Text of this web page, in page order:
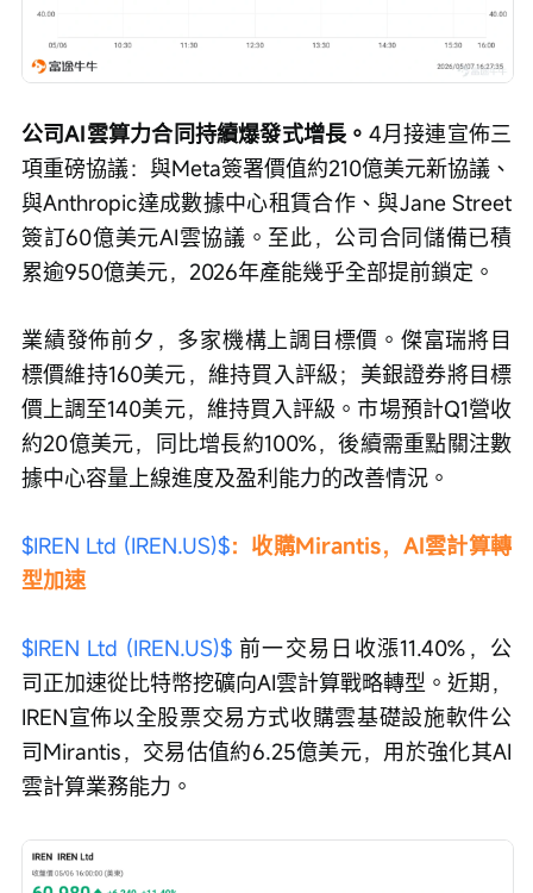
公司AI雲算力合同持續爆發式增長。 4月接連宣佈三
項重磅協議：與Meta簽署價值約210億美元新協議、
與Anthropic達成數據中心租賃合作、與Jane Street
簽訂60億美元AI雲協議。至此，公司合同儲備已積
累逾950億美元，2026年產能幾乎全部提前鎖定。
業績發佈前夕，多家機構上調目標價。傑富瑞將目
標價維持160美元，維持買入評級；美銀證券將目標
價上調至140美元，維持買入評級。市場預計Q1營收
約20億美元，同比增長約100%，後續需重點關注數
據中心容量上線進度及盈利能力的改善情況。
$IREN Ltd (IREN.US)$：收購Mirantis，AI雲計算轉
型加速
$IREN Ltd (IREN.US)$ 前一交易日收漲11.40%，公
司正加速從比特幣挖礦向AI雲計算戰略轉型。近期，
IREN宣佈以全股票交易方式收購雲基礎設施軟件公
司Mirantis，交易估值約6.25億美元，用於強化其AI
雲計算業務能力。